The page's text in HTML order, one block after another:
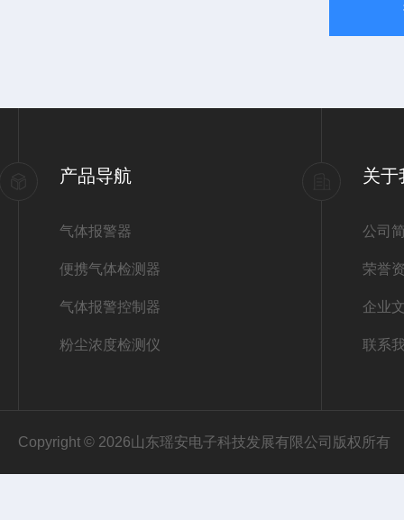
产品导航
气体报警器
便携气体检测器
气体报警控制器
粉尘浓度检测仪
关于
公司
荣誉
企业
联系
Copyright © 2026山东瑶安电子科技发展有限公司版权所有